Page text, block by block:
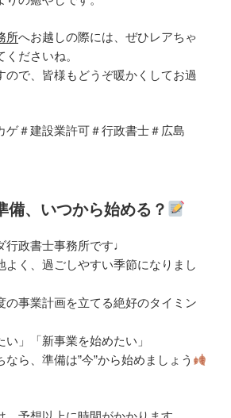
所へお越しの際には、ぜひレアちゃ
ださいね。
ので、皆様もどうぞ暖かくしてお過
ゲ＃建設業許可＃行政書士＃広島
備、いつから始める？
行政書士事務所です♩
よく、過ごしやすい季節になりまし
の事業計画を立てる絶好のタイミン
い」「新事業を始めたい」
ら、準備は”今”から始めましょう